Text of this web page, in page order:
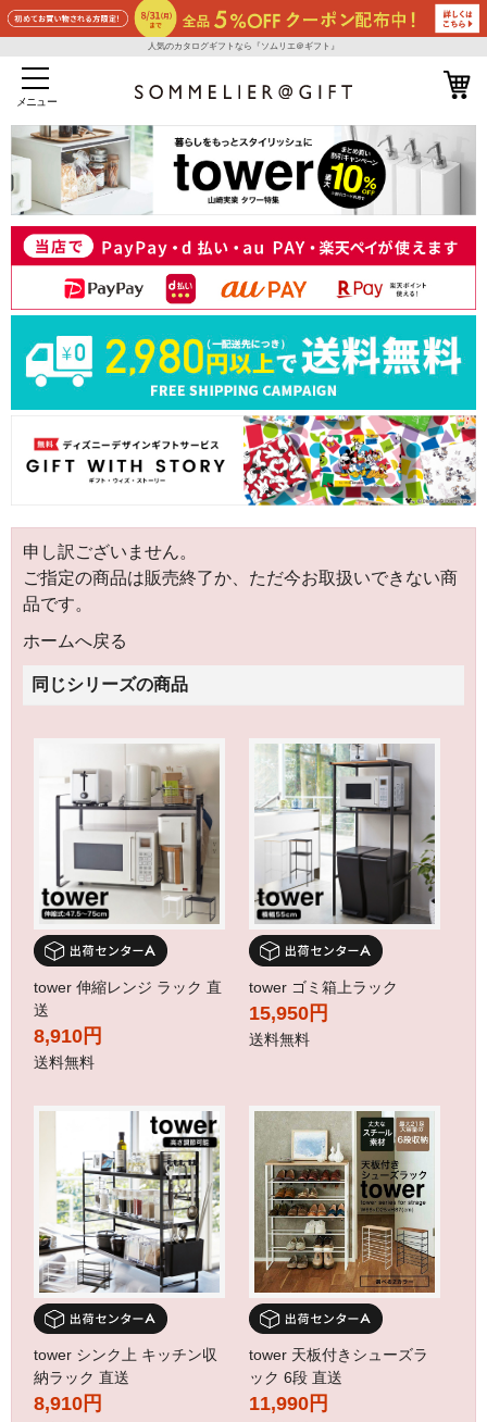
人気のカタログギフトなら『ソムリエ＠ギフト』
メニュー
申し訳ございません。
ご指定の商品は販売終了か、ただ今お取扱いできない商
品です。
ホームへ戻る
同じシリーズの商品
tower 伸縮レンジ ラック 直
送
8,910円
送料無料
tower ゴミ箱上ラック
15,950円
送料無料
tower シンク上 キッチン収
納ラック 直送
8,910円
tower 天板付きシューズラ
ック 6段 直送
11,990円